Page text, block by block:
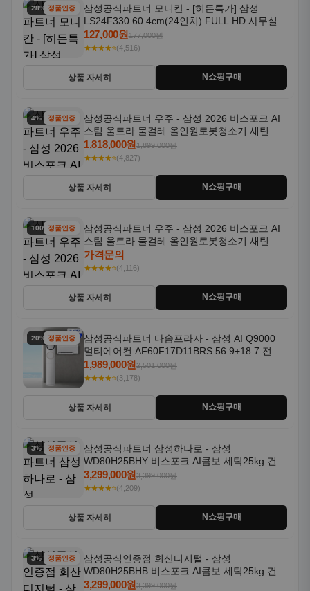
28% 할인정품인증
삼성공식파트너 모니칸 - [히든특가] 삼성
LS24F330 60.4cm(24인치) FULL HD 사무실/
컴퓨터 모니터
127,000원177,000원
★★★★⭐(4,516)
상품 자세히 N쇼핑구매
4% 할인정품인증
삼성공식파트너 우주 - 삼성 2026 비스포크 AI
스팀 울트라 물걸레 올인원로봇청소기 새틴 그
레이지 AAG
1,818,000원1,899,000원
★★★★⭐(4,827)
상품 자세히 N쇼핑구매
100% 할인
정품인증
삼성공식파트너 우주 - 삼성 2026 비스포크 AI
스팀 울트라 물걸레 올인원로봇청소기 새틴 차
콜 AAH
가격문의
★★★★⭐(4,116)
상품 자세히 N쇼핑구매
20% 할인정품인증
삼성공식파트너 다솜프라자 - 삼성 AI Q9000
멀티에어컨 AF60F17D11BRS 56.9+18.7 전국
기본설치포함
1,989,000원2,501,000원
★★★★⭐(3,178)
상품 자세히 N쇼핑구매
3% 할인정품인증
삼성공식파트너 삼성하나로 - 삼성
WD80H25BHY 비스포크 AI콤보 세탁25kg 건조
18kg 26년형 일체형 1등급
3,299,000원3,399,000원
★★★★⭐(4,209)
상품 자세히 N쇼핑구매
3% 할인정품인증
삼성공식인증점 회산디지털 - 삼성
WD80H25BHB 비스포크 AI콤보 세탁25kg 건조
18kg 26년형 일체형 1등급
3,299,000원3,399,000원